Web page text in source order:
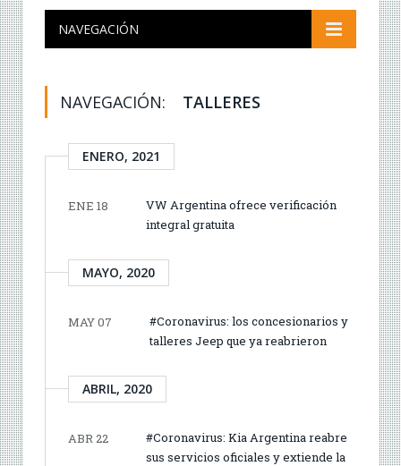
NAVEGACIÓN
NAVEGACIÓN: TALLERES
ENERO, 2021
ENE 18
VW Argentina ofrece verificación
integral gratuita
MAYO, 2020
MAY 07
#Coronavirus: los concesionarios y
talleres Jeep que ya reabrieron
ABRIL, 2020
ABR 22
#Coronavirus: Kia Argentina reabre
sus servicios oficiales y extiende la